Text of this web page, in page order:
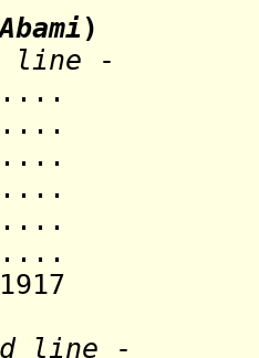
)
line -
....
....
- ....
....
- ....
....
1917
line -